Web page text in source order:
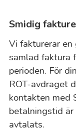
Smidig
Vi fakturerar en
samlad faktura
perioden. För
ROT-avdraget
kontakten med
betalningstid
avtalats.